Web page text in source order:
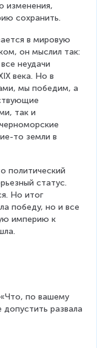
изменения,
сохранить.
в мировую
он мыслил так:
неудачи
века. Но в
мы победим, а
так и
то земли в
политический
статус.
Но итог
победу, но и все
империю к
по вашему
развала